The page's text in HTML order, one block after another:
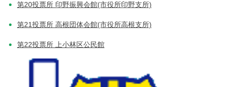
第20投票所 印野振興会館(市役所印野支所)
第21投票所 高根団体会館(市役所高根支所)
第22投票所 上小林区公民館